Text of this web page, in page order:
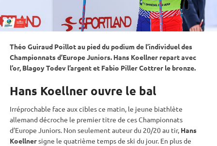
Théo Guiraud Poillot au pied du podium de l’individueldes
Championnats d’Europe Juniors. Hans Koellner repart avec
l’or, Blagoy Todev l’argent et Fabio Piller Cottrer le bronze.
Hans Koellner ouvre le bal
Irréprochable face aux cibles ce matin, le jeune biathlète
allemand décroche le premier titre de ces Championnats
d’Europe Juniors. Non seulement auteur du 20/20 au tir, Hans
Koellnersigne le quatrième temps de ski du jour. En plus de